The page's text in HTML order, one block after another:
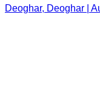
Deoghar, Deoghar |